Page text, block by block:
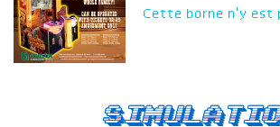
Cette borne n'y est